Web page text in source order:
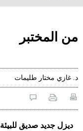
من المختبر
د. غازي مختار طليمات
ديزل جديد صديق للبيئة